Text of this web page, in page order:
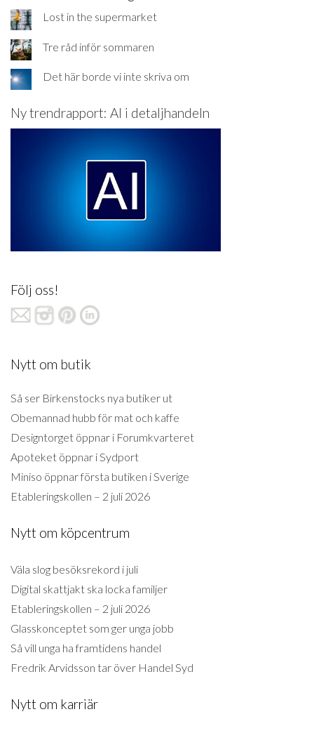
Lost in the supermarket
Tre råd inför sommaren
Det här borde vi inte skriva om
Ny trendrapport: AI i detaljhandeln
Följ oss!
Nytt om butik
Så ser Birkenstocks nya butiker ut
Obemannad hubb för mat och kaffe
Designtorget öppnar i Forumkvarteret
Apoteket öppnar i Sydport
Miniso öppnar första butiken i Sverige
Etableringskollen – 2 juli 2026
Nytt om köpcentrum
Väla slog besöksrekord i juli
Digital skattjakt ska locka familjer
Etableringskollen – 2 juli 2026
Glasskonceptet som ger unga jobb
Så vill unga ha framtidens handel
Fredrik Arvidsson tar över Handel Syd
Nytt om karriär